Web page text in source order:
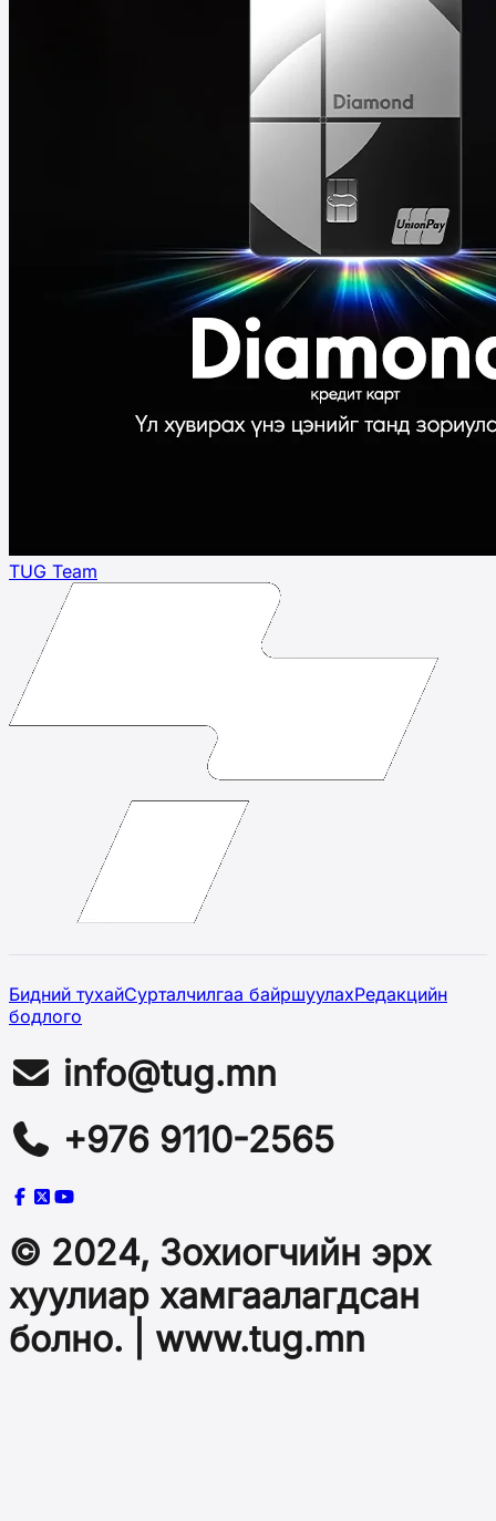
TUG Team
Бидний тухайСурталчилгаа байршуулахРедакцийн
бодлого
info@tug.mn
+976 9110-2565
© 2024, Зохиогчийн эрх
хуулиар хамгаалагдсан
болно. | www.tug.mn